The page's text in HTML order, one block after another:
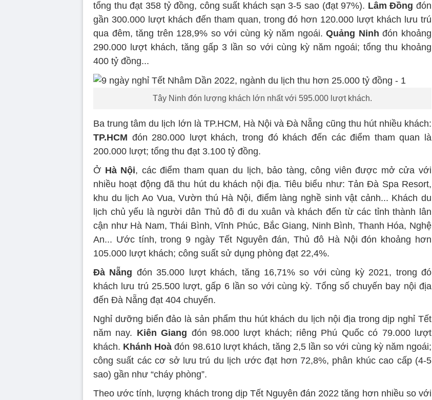
tổng thu đạt 358 tỷ đồng, công suất khách sạn 3-5 sao (đạt 97%). Lâm Đồng đón
gần 300.000 lượt khách đến tham quan, trong đó hơn 120.000 lượt khách lưu trú
qua đêm, tăng trên 128,9% so với cùng kỳ năm ngoái.Quảng Ninh đón khoảng
290.000 lượt khách, tăng gấp 3 lần so với cùng kỳ năm ngoái; tổng thu khoảng
400 tỷ đồng...
Tây Ninh đón lượng khách lớn nhất với 595.000 lượt khách.
Ba trung tâm du lịch lớn là TP.HCM, Hà Nội và Đà Nẵng cũng thu hút nhiều khách:
TP.HCM đón 280.000 lượt khách, trong đó khách đến các điểm tham quan là
200.000 lượt; tổng thu đạt 3.100 tỷ đồng.
Ở Hà Nội, các điểm tham quan du lịch, bảo tàng, công viên được mở cửa với
nhiều hoạt động đã thu hút du khách nội địa. Tiêu biểu như: Tản Đà Spa Resort,
khu du lịch Ao Vua, Vườn thú Hà Nội, điểm làng nghề sinh vật cảnh... Khách du
lịch chủ yếu là người dân Thủ đô đi du xuân và khách đến từ các tỉnh thành lân
cận như Hà Nam, Thái Bình, Vĩnh Phúc, Bắc Giang, Ninh Bình, Thanh Hóa, Nghệ
An... Ước tính, trong 9 ngày Tết Nguyên đán, Thủ đô Hà Nội đón khoảng hơn
105.000 lượt khách; công suất sử dụng phòng đạt 22,4%.
Đà Nẵng đón 35.000 lượt khách, tăng 16,71% so với cùng kỳ 2021, trong đó
khách lưu trú 25.500 lượt, gấp 6 lần so với cùng kỳ. Tổng số chuyến bay nội địa
đến Đà Nẵng đạt 404 chuyến.
Nghỉ dưỡng biển đảo là sản phẩm thu hút khách du lịch nội địa trong dịp nghỉ Tết
năm nay. Kiên Giang đón 98.000 lượt khách; riêng Phú Quốc có 79.000 lượt
khách. Khánh Hoà đón 98.610 lượt khách, tăng 2,5 lần so với cùng kỳ năm ngoái;
công suất các cơ sở lưu trú du lịch ước đạt hơn 72,8%, phân khúc cao cấp (4-5
sao) gần như “cháy phòng”.
Theo ước tính, lượng khách trong dịp Tết Nguyên đán 2022 tăng hơn nhiều so với